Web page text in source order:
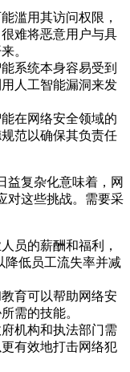
滥用其访问权限，
难将恶意用户与具
。
系统本身容易受到
人工智能漏洞来发
在网络安全领域的
范以确保其负责任
益复杂化意味着，网
对这些挑战。需要采
员的薪酬和福利，
降低员工流失率并减
育可以帮助网络安
需的技能。
机构和执法部门需
有效地打击网络犯